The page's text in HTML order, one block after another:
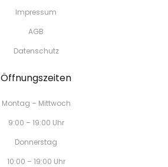
Impressum
AGB
Datenschutz
Öffnungszeiten
Montag – Mittwoch
9:00 – 19:00 Uhr
Donnerstag
10:00 – 19:00 Uhr